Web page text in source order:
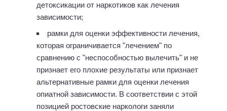
детоксикации от наркотиков как лечения
зависимости;
рамки для оценки эффективности лечения,
которая ограничивается "лечением" по
сравнению с "неспособностью вылечить" и не
признает его плохие результаты или признает
альтернативные рамки для оценки лечения
опиатной зависимости. В соответствии с этой
позицией ростовские наркологи заняли